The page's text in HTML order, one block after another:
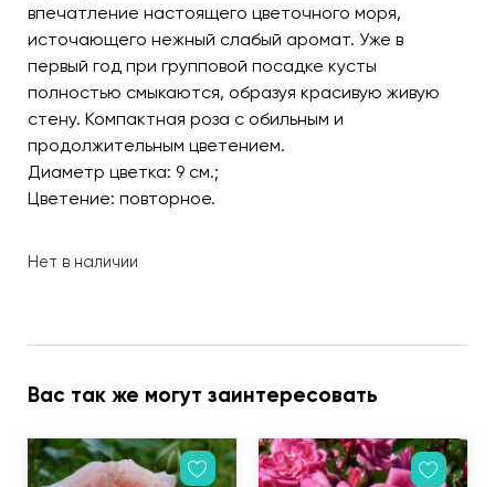
впечатление настоящего цветочного моря,
источающего нежный слабый аромат. Уже в
первый год при групповой посадке кусты
полностью смыкаются, образуя красивую живую
стену. Компактная роза с обильным и
продолжительным цветением.
Диаметр цветка: 9 см.;
Цветение: повторное.
Нет в наличии
Вас так же могут заинтересовать